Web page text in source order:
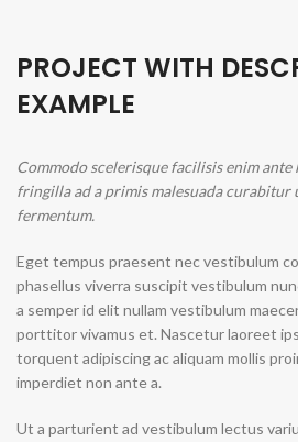
PROJECT WITH
EXAMPLE
Commodo scelerisque facilisis enim ante
fringilla ad a primis malesuada curabitur
fermentum.
Eget tempus praesent nec vestibulum
phasellus viverra suscipit vestibulum
a semper id elit nullam vestibulum
porttitor vivamus et. Nascetur laoreet
torquent adipiscing ac aliquam mollis
imperdiet non ante a.
Ut a parturient ad vestibulum lectus